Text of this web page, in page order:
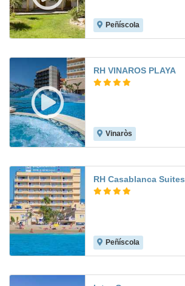
Peñíscola
RH VINAROS PLAYA
Vinaròs
RH Casablanca Suites
Peñíscola